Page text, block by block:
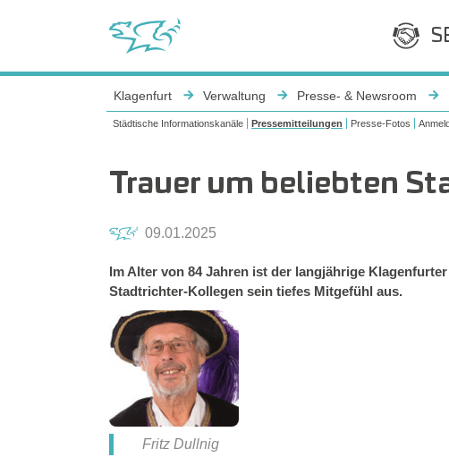
Klagenfurt Verwaltung Presse- & Newsroom
Städtische Informationskanäle Pressemitteilungen Presse-Fotos
Trauer um beliebten
09.01.2025
Im Alter von 84 Jahren ist der langjährige
Stadtrichter-Kollegen sein tiefes Mitgefühl aus.
Fritz Dullnig